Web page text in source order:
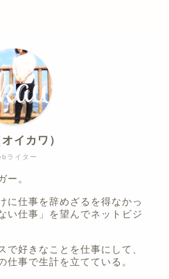
ライター
イカワ）
ー。
に仕事を辞めざるを得なかっ
い仕事」を望んでネットビジ
で好きなことを仕事にして、
仕事で生計を立てている。